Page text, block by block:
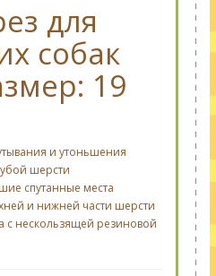
для
собак
19
и утоньшения
шерсти
спутанные места
и нижней части шерсти
с нескользящей резиновой